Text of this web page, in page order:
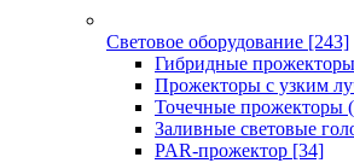
Световое оборудование [243]
Гибридные прожекторы
Прожекторы с узким
Точечные прожекторы
Заливные световые
PAR-прожектор [34]